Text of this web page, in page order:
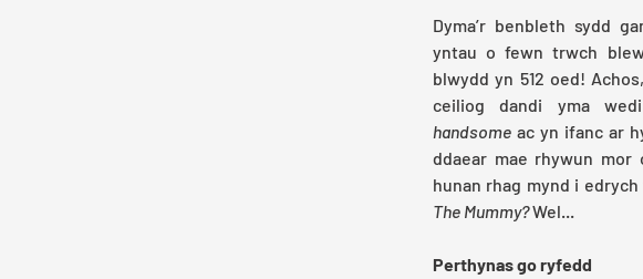
Dyma’r benbleth sydd
yntau o fewn trwch
blwydd yn 512 oed!
handsome ac yn ifanc ar
ddaear mae rhywun mor
The Mummy? Wel...
Perthynas go ryfedd